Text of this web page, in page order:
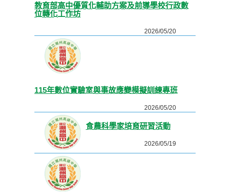
教育部高中優質化輔助方案及前導學校行政數
位轉化工作坊
2026/05/20
115年數位實驗室與事故應變模擬訓練專班
2026/05/20
食農科學家培育研習活動
2026/05/19